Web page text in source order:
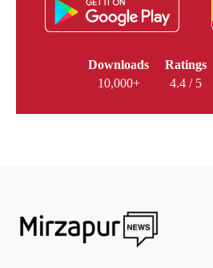
Downloads
10,000+
Ratings
4.4 / 5